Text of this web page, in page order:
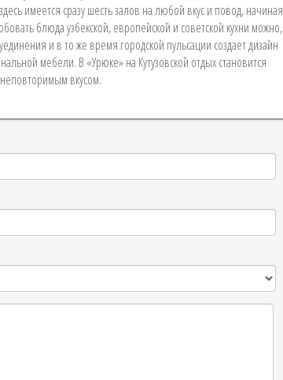
имеется сразу шесть залов на любой вкус и повод, начиная
блюда узбекской, европейской и советской кухни можно,
и в то же время городской пульсации создает дизайн
мебели. В «Урюке» на Кутузовской отдых становится
вкусом.